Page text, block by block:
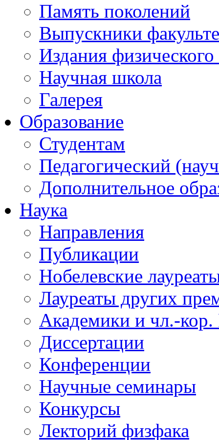
Память поколений
Выпускники
Издания физического
Научная школа
Галерея
Образование
Студентам
Педагогический
Дополнительное
Наука
Направления
Публикации
Нобелевские
Лауреаты других
Академики и чл.-
Диссертации
Конференции
Научные семинары
Конкурсы
Лекторий физфака